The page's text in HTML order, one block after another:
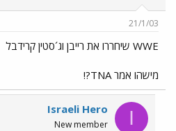
ש
א
ר
21/1/03
WWE שיחררו את רייבן וג´סטין קרידבל
מישהו אמר TNA?!
I
Israeli Hero
New member